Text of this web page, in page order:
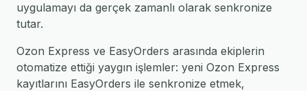
uygulamayı da gerçek zamanlı olarak senkronize
tutar.
Ozon Express ve EasyOrders arasında ekiplerin
otomatize ettiği yaygın işlemler: yeni Ozon Express
kayıtlarını EasyOrders ile senkronize etmek,